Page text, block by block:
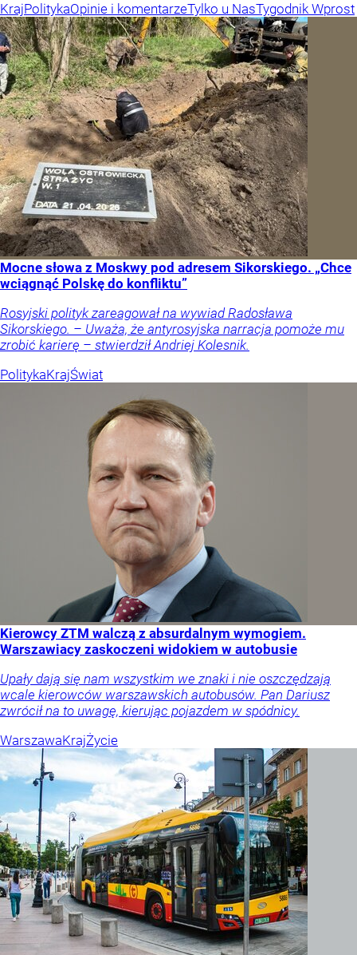
KrajPolitykaOpinie i komentarzeTylko u NasTygodnik Wprost
Mocne słowa z Moskwy pod adresem Sikorskiego. „Chce
wciągnąć Polskę do konfliktu”
Rosyjski polityk zareagował na wywiad Radosława
Sikorskiego. – Uważa, że antyrosyjska narracja pomoże mu
zrobić karierę – stwierdził Andriej Kolesnik.
PolitykaKrajŚwiat
Kierowcy ZTM walczą z absurdalnym wymogiem.
Warszawiacy zaskoczeni widokiem w autobusie
Upały dają się nam wszystkim we znaki i nie oszczędzają
wcale kierowców warszawskich autobusów. Pan Dariusz
zwrócił na to uwagę, kierując pojazdem w spódnicy.
WarszawaKrajŻycie